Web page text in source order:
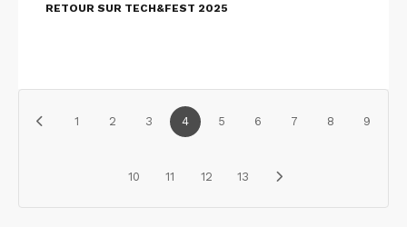
RETOUR SUR TECH&FEST 2025
1 2 3 4 5 6 7 8 9
10 11 12 13